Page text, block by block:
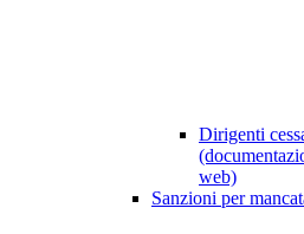
Dirigenti
web)
Sanzioni per